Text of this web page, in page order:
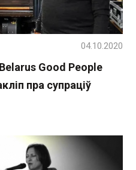
Good People
пра супраціў
04.10.2020